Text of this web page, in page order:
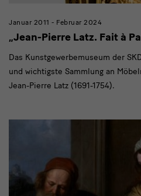
Januar 2011 - Februar 2024
„Jean-Pierre Latz. Fait à
Das Kunstgewerbemuseum der
und wichtigste Sammlung an
Jean-Pierre Latz (1691-1754).